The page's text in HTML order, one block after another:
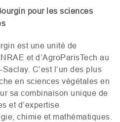
pour les sciences
est une unité de
et d’AgroParisTech au
C’est l’un des plus
en sciences végétales en
sa combinaison unique de
et d’expertise
chimie et mathématiques.